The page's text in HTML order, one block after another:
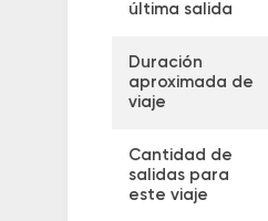
última salida
Duración
aproximada de
viaje
Cantidad de
salidas para
este viaje